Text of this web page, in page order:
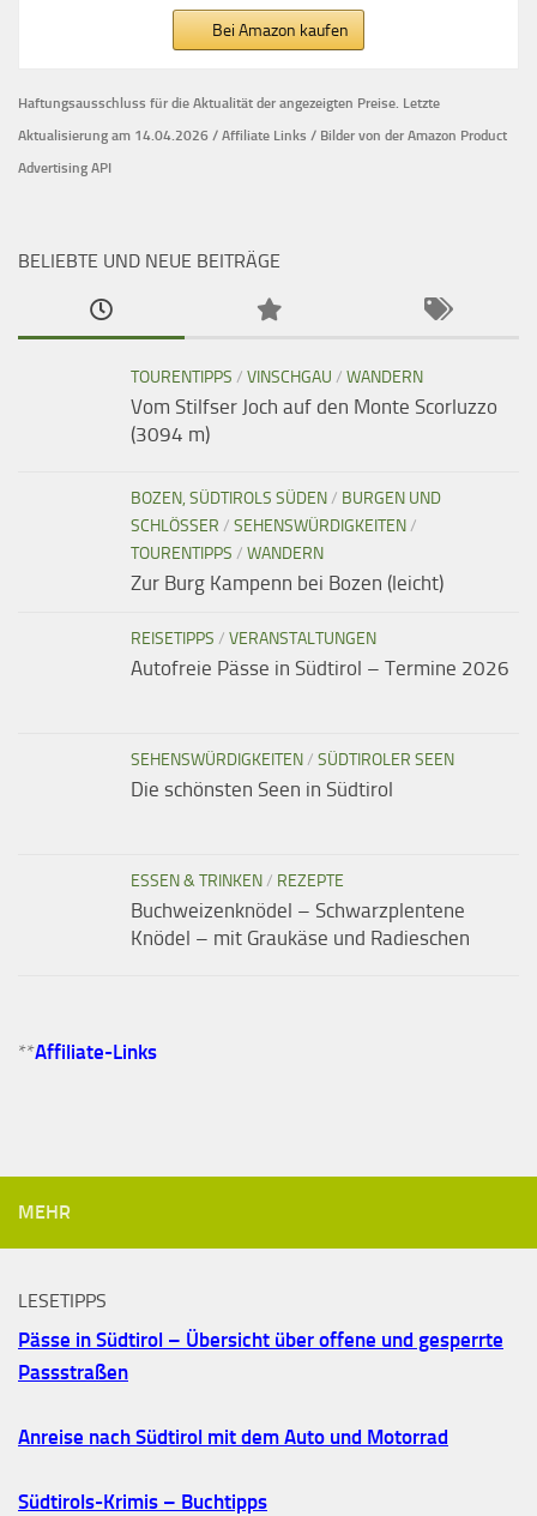
Bei Amazon kaufen
Haftungsausschluss für die Aktualität der angezeigten Preise. Letzte
Aktualisierung am 14.04.2026 / Affiliate Links / Bilder von der Amazon Product
Advertising API
BELIEBTE UND NEUE BEITRÄGE
TOURENTIPPS / VINSCHGAU / WANDERN
Vom Stilfser Joch auf den Monte Scorluzzo
(3094 m)
BOZEN, SÜDTIROLS SÜDEN/ BURGEN UND
SCHLÖSSER / SEHENSWÜRDIGKEITEN/
TOURENTIPPS / WANDERN
Zur Burg Kampenn bei Bozen (leicht)
REISETIPPS / VERANSTALTUNGEN
Autofreie Pässe in Südtirol – Termine 2026
SEHENSWÜRDIGKEITEN/ SÜDTIROLER SEEN
Die schönsten Seen in Südtirol
ESSEN & TRINKEN/ REZEPTE
Buchweizenknödel – Schwarzplentene
Knödel – mit Graukäse und Radieschen
**Affiliate-Links
MEHR
LESETIPPS
Pässe in Südtirol – Übersicht über offene und gesperrte
Passstraßen
Anreise nach Südtirol mit dem Auto und Motorrad
Südtirols-Krimis – Buchtipps